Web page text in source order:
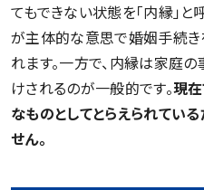
てもできない状態を「内縁」と
が主体的な意思で婚姻手続
れます。一方で、内縁は家庭
けされるのが一般的です。現
なものとしてとらえられてい
せん。